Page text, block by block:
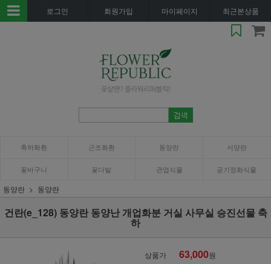
로그인 회원가입 마이페이지 최근본상품
축하화환 근조화환 동양란 서양란
꽃바구니 꽃다발 관엽식물 공기정화식물
동양란 동양란
건란(e_128) 동양란 동양난 개업화분 거실 사무실 승진선물 축
하
상품가 63,000원